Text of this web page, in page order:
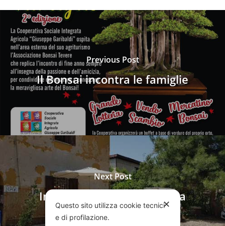
Previous Post
Il Bonsai incontra le famiglie
Next Post
Inaugurazione del bar della
Cooperativa Garibaldi
✕
Questo sito utilizza cookie tecnici
e di profilazione.